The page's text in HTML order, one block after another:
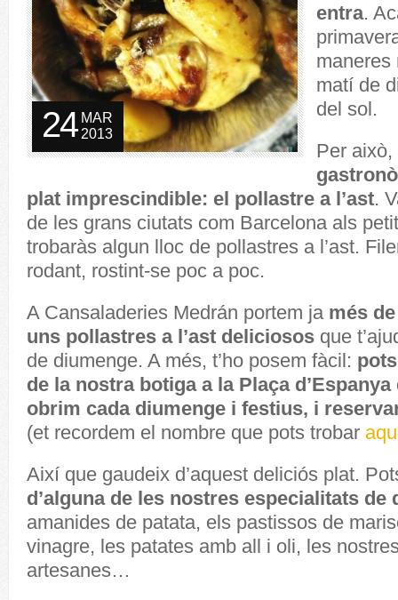
MAR
2013
24
entra.
maneres
matí de
del sol.
Per això,
plat imprescindible: el pollastre a l’ast.
de les grans ciutats com Barcelona als
trobaràs algun lloc de pollastres a l’ast.
rodant, rostint-se poc a poc.
A Cansaladeries Medrán portem ja més
uns pollastres a l’ast deliciosos que
de diumenge. A més, t’ho posem fàcil:
de la nostra botiga a la Plaça
obrim cada diumenge i festius, i
(et recordem el nombre que pots trobar
Així que gaudeix d’aquest deliciós plat.
d’alguna de les nostres especialitats de
amanides de patata, els pastissos de
vinagre, les patates amb all i oli, les
artesanes…